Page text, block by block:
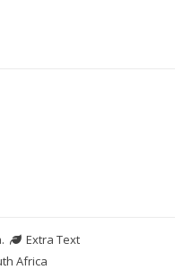
.
Extra Text
Africa